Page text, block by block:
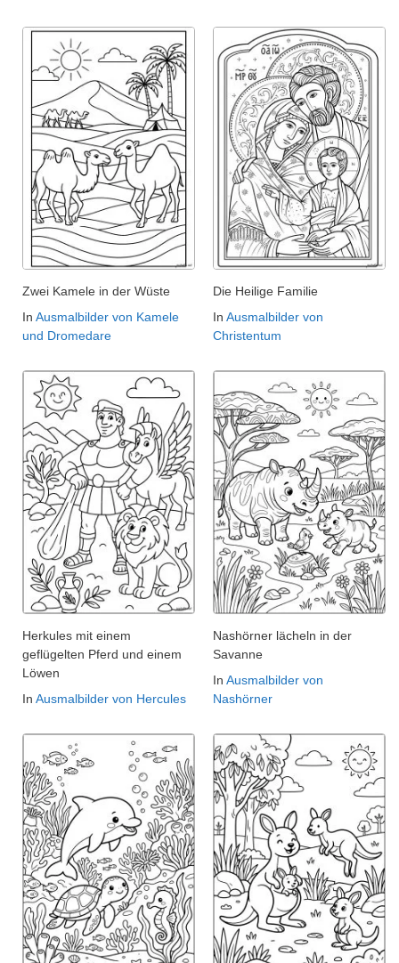
Zwei Kamele in der Wüste
In Ausmalbilder von Kamele
und Dromedare
Die Heilige Familie
In Ausmalbilder von
Christentum
Herkules mit einem
geflügelten Pferd und einem
Löwen
In Ausmalbilder von Hercules
Nashörner lächeln in der
Savanne
In Ausmalbilder von
Nashörner